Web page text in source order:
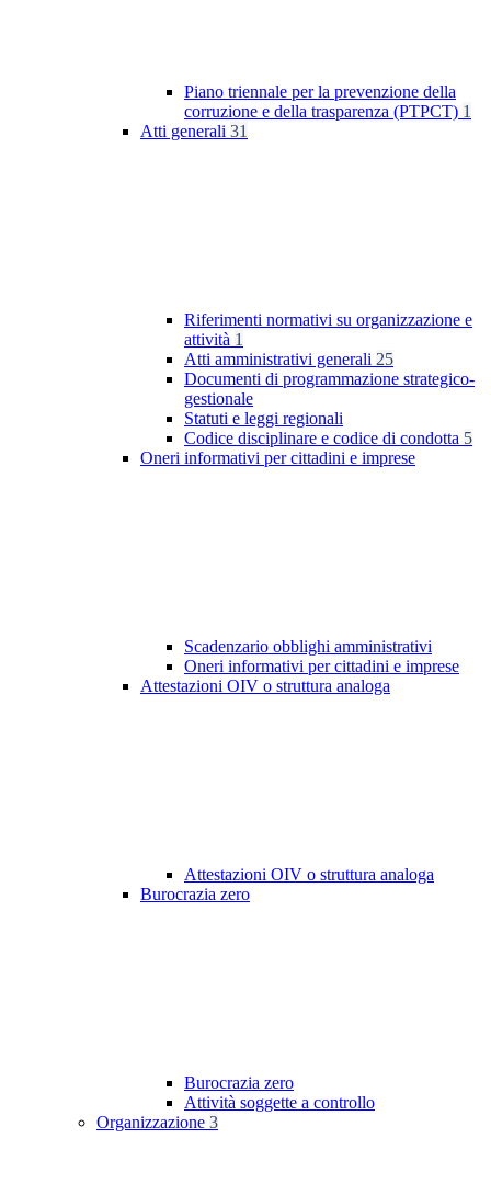
Piano triennale per la prevenzione della
corruzione e della trasparenza (PTPCT) 1
Atti generali 31
Riferimenti normativi su organizzazione e
attività 1
Atti amministrativi generali 25
Documenti di programmazione strategico-
gestionale
Statuti e leggi regionali
Codice disciplinare e codice di condotta 5
Oneri informativi per cittadini e imprese
Scadenzario obblighi amministrativi
Oneri informativi per cittadini e imprese
Attestazioni OIV o struttura analoga
Attestazioni OIV o struttura analoga
Burocrazia zero
Burocrazia zero
Attività soggette a controllo
Organizzazione 3